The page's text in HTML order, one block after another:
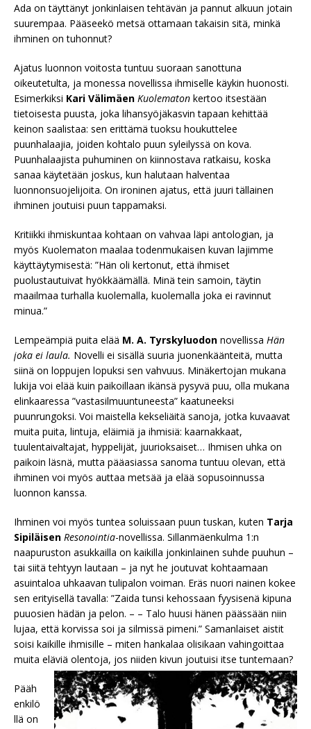
Ada on täyttänyt jonkinlaisen tehtävän ja pannut alkuun jotain
suurempaa. Pääseekö metsä ottamaan takaisin sitä, minkä
ihminen on tuhonnut?
Ajatus luonnon voitosta tuntuu suoraan sanottuna
oikeutetulta, ja monessa novellissa ihmiselle käykin huonosti.
Esimerkiksi Kari Välimäen Kuolematon kertoo itsestään
tietoisesta puusta, joka lihansyöjäkasvin tapaan kehittää
keinon saalistaa: sen erittämä tuoksu houkuttelee
puunhalaajia, joiden kohtalo puun syleilyssä on kova.
Puunhalaajista puhuminen on kiinnostava ratkaisu, koska
sanaa käytetään joskus, kun halutaan halventaa
luonnonsuojelijoita. On ironinen ajatus, että juuri tällainen
ihminen joutuisi puun tappamaksi.
Kritiikki ihmiskuntaa kohtaan on vahvaa läpi antologian, ja
myös Kuolematon maalaa todenmukaisen kuvan lajimme
käyttäytymisestä: ”Hän oli kertonut, että ihmiset
puolustautuivat hyökkäämällä. Minä tein samoin, täytin
maailmaa turhalla kuolemalla, kuolemalla joka ei ravinnut
minua.”
Lempeämpiä puita elää M. A. Tyrskyluodon novellissa Hän
joka ei laula. Novelli ei sisällä suuria juonenkäänteitä, mutta
siinä on loppujen lopuksi sen vahvuus. Minäkertojan mukana
lukija voi elää kuin paikoillaan ikänsä pysyvä puu, olla mukana
elinkaaressa ”vastasilmuuntuneesta” kaatuneeksi
puunrungoksi. Voi maistella kekseliäitä sanoja, jotka kuvaavat
muita puita, lintuja, eläimiä ja ihmisiä: kaarnakkaat,
tuulentaivaltajat, hyppelijät, juurioksaiset… Ihmisen uhka on
paikoin läsnä, mutta pääasiassa sanoma tuntuu olevan, että
ihminen voi myös auttaa metsää ja elää sopusoinnussa
luonnon kanssa.
Ihminen voi myös tuntea soluissaan puun tuskan, kuten Tarja
Sipiläisen Resonointia-novellissa. Sillanmäenkulma 1:n
naapuruston asukkailla on kaikilla jonkinlainen suhde puuhun –
tai siitä tehtyyn lautaan – ja nyt he joutuvat kohtaamaan
asuintaloa uhkaavan tulipalon voiman. Eräs nuori nainen kokee
sen erityisellä tavalla: ”Zaida tunsi kehossaan fyysisenä kipuna
puuosien hädän ja pelon. – – Talo huusi hänen päässään niin
lujaa, että korvissa soi ja silmissä pimeni.” Samanlaiset aistit
soisi kaikille ihmisille – miten hankalaa olisikaan vahingoittaa
muita eläviä olentoja, jos niiden kivun joutuisi itse tuntemaan?
Pääh
enkilö
llä on